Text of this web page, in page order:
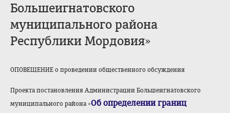
Большеигнатовского
муниципального района
Республики Мордовия»
ОПОВЕЩЕНИЕ о проведении общественного обсуждения
Проекта постановления Администрации Большеигнатовского
муниципального района «Об определении границ